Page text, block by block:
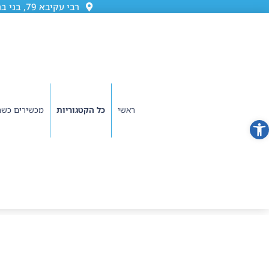
רבי עקיבא 79, בני ברק (גן ורשה)
ראשי כל הקטגוריות מכשירים
פתח סרגל נגישות